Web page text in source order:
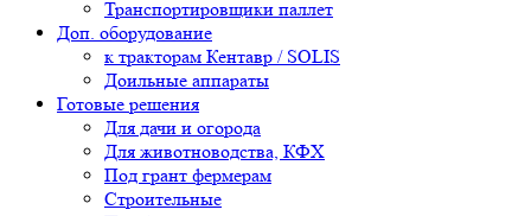
Транспортировщики паллет
Доп. оборудование
к тракторам Кентавр / SOLIS
Доильные аппараты
Готовые решения
Для дачи и огорода
Для животноводства, КФХ
Под грант фермерам
Строительные